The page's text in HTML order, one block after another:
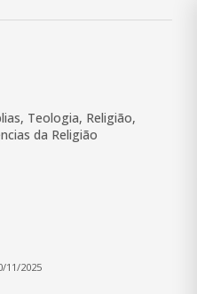
Teologia, Religião,
da Religião
11/2025